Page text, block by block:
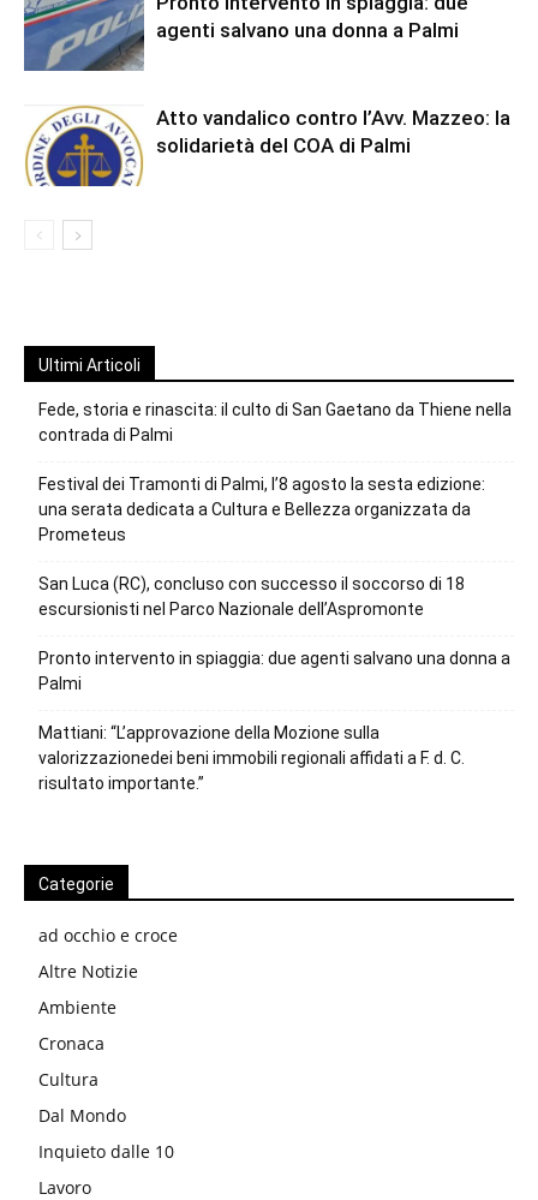
agenti salvano una donna a Palmi
Atto vandalico contro l’Avv. Mazzeo: la
solidarietà del COA di Palmi
Ultimi Articoli
Fede, storia e rinascita: il culto di San Gaetano da Thiene nella
contrada di Palmi
Festival dei Tramonti di Palmi, l’8 agosto la sesta edizione:
una serata dedicata a Cultura e Bellezza organizzata da
Prometeus
San Luca (RC), concluso con successo il soccorso di 18
escursionisti nel Parco Nazionale dell’Aspromonte
Pronto intervento in spiaggia: due agenti salvano una donna a
Palmi
Mattiani: “L’approvazione della Mozione sulla
valorizzazionedei beni immobili regionali affidati a F. d. C.
risultato importante.”
Categorie
ad occhio e croce
Altre Notizie
Ambiente
Cronaca
Cultura
Dal Mondo
Inquieto dalle 10
Lavoro